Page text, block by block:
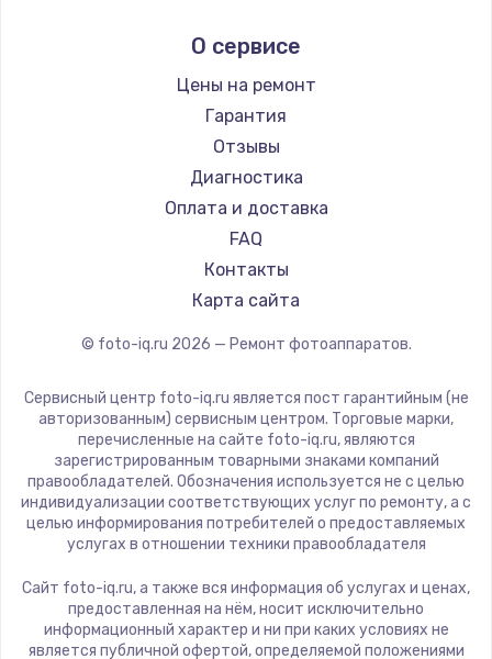
Kodak
Blackmagic
О сервисе
Цены на ремонт
Гарантия
Отзывы
Диагностика
Оплата и доставка
FAQ
Контакты
Карта сайта
© foto-iq.ru 2026 — Ремонт фотоаппаратов.
Сервисный центр foto-iq.ru является пост гарантийным (не
авторизованным) сервисным центром. Торговые марки,
перечисленные на сайте foto-iq.ru, являются
зарегистрированным товарными знаками компаний
правообладателей. Обозначения используется не с целью
индивидуализации соответствующих услуг по ремонту, а с
целью информирования потребителей о предоставляемых
услугах в отношении техники правообладателя
Сайт foto-iq.ru, а также вся информация об услугах и ценах,
предоставленная на нём, носит исключительно
информационный характер и ни при каких условиях не
является публичной офертой, определяемой положениями